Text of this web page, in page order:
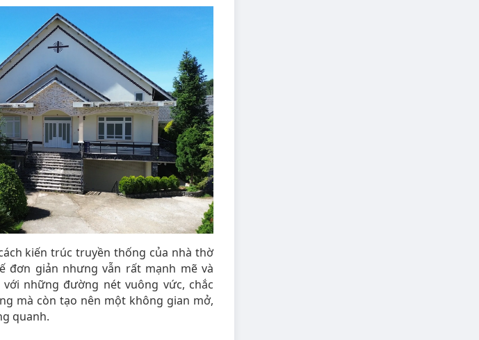
kiến trúc truyền thống của nhà thờ
đơn giản nhưng vẫn rất mạnh mẽ và
những đường nét vuông vức, chắc
mà còn tạo nên một không gian mở,
quanh.